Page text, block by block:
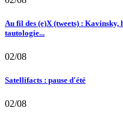
Au fil des (e)X (tweets) :
tautologie...
02/08
Satellifacts : pause d'été
02/08